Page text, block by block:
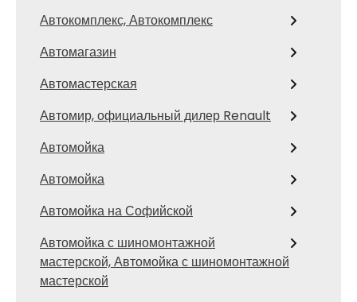
Автокомплекс, Автокомплекс
Автомагазин
Автомастерская
Автомир, официальный дилер Renault
Автомойка
Автомойка
Автомойка на Софийской
Автомойка с шиномонтажной
мастерской, Автомойка с шиномонтажной
мастерской